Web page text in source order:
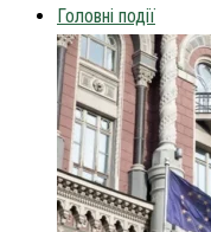
Головні події